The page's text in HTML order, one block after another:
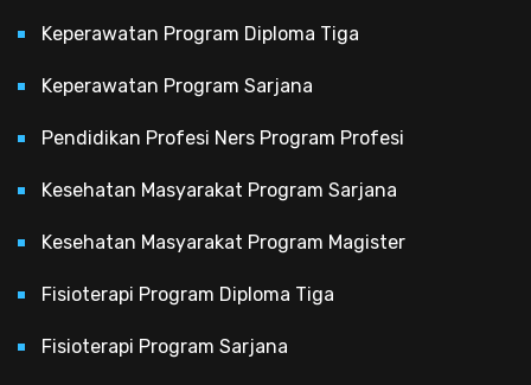
Keperawatan Program Diploma Tiga
Keperawatan Program Sarjana
Pendidikan Profesi Ners Program Profesi
Kesehatan Masyarakat Program Sarjana
Kesehatan Masyarakat Program Magister
Fisioterapi Program Diploma Tiga
Fisioterapi Program Sarjana